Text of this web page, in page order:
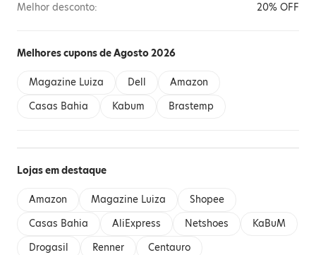
Melhor desconto:
20% OFF
Melhores cupons de Agosto 2026
Magazine Luiza Dell
Amazon
Casas Bahia
Kabum Brastemp
Lojas em destaque
Amazon Magazine Luiza
Shopee
Casas Bahia
AliExpress Netshoes
KaBuM
Drogasil
Renner
Centauro